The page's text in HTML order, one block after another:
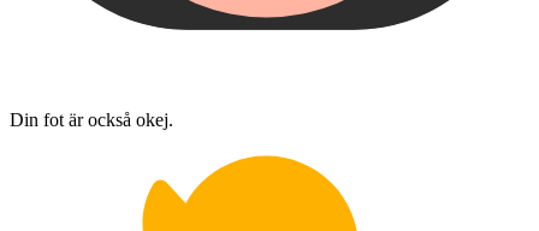
Din fot är också okej.